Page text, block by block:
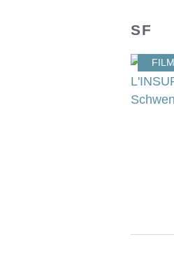
SF
FILM